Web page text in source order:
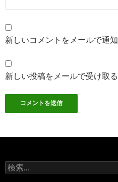
新しいコメントをメールで通知
新しい投稿をメールで受け取る
検
索: